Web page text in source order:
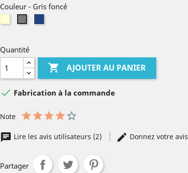
Couleur - Gris foncé
Quantité
 AJOUTER AU PANIER
 Fabrication à la commande
Note
Lire les avis utilisateurs (2) Donnez votre avis
Partager